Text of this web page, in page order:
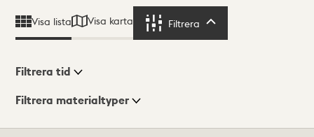
Visa lista Visa karta Filtrera
Visningsläge
Filtrera tid
Filtrera materialtyper